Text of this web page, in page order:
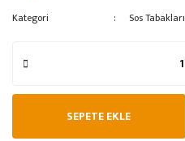
Kategori Sos Tabakları
SEPETE EKLE